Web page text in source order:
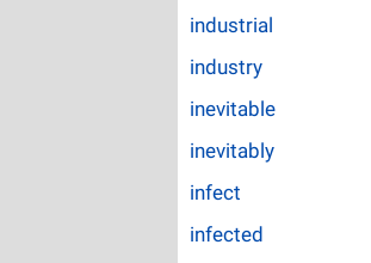
industrial
industry
inevitable
inevitably
infect
infected